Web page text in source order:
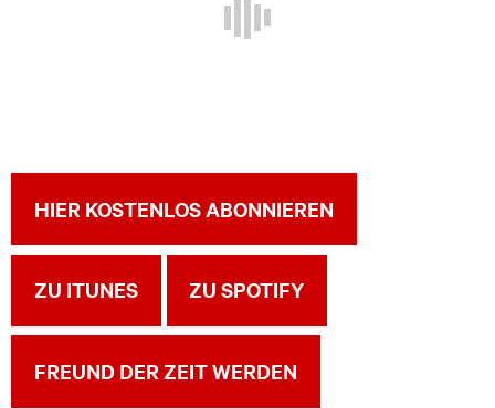
HIER KOSTENLOS ABONNIEREN
ZU ITUNES ZU SPOTIFY
FREUND DER ZEIT WERDEN